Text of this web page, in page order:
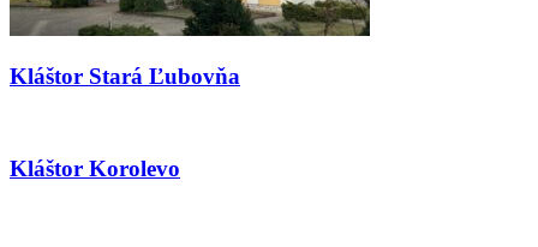
Kláštor Stará Ľubovňa
Kláštor Korolevo